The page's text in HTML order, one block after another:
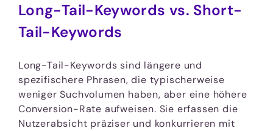
Long-Tail-Keywords vs. Short-
Tail-Keywords
Long-Tail-Keywords sind längere und
spezifischere Phrasen, die typischerweise
weniger Suchvolumen haben, aber eine höhere
Conversion-Rate aufweisen. Sie erfassen die
Nutzerabsicht präziser und konkurrieren mit